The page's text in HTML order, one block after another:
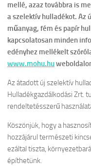
mellé, azaz továbbra is
a szelektív hulladékot. Az
műanyag, fém és papír
kapcsolatosan minden
edényhez mellékelt
www.mohu.hu
Az átadott új szelektív
Hulladékgazdálkodási Zrt.
rendeltetésszerű
Köszönjük, hogy a
hozzájárul természeti
ezáltal tiszta,
építhetünk.